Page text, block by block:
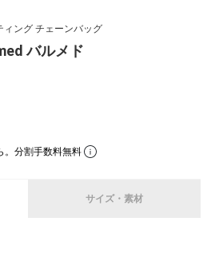
ィング チェーンバッグ
バルメド
。分割手数料無料
サイズ・素材